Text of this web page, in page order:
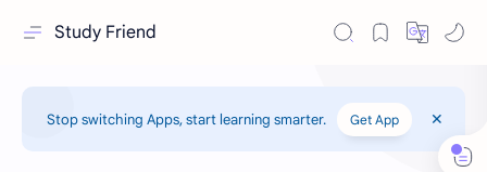
Study Friend
Stop switching Apps, start learning smarter. Get App